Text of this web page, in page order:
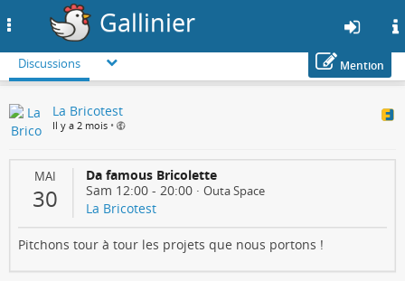
au
contenu
Gallinier
Discussions Mention
La Bricotest
Il y a 2 mois •
MAI
30
Da famous Bricolette
Sam 12:00 - 20:00 · Outa Space
La Bricotest
Pitchons tour à tour les projets que nous portons !